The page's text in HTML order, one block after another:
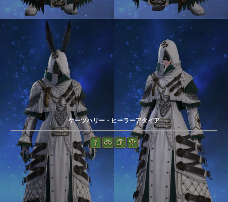
ケーツハリー・ヒーラーアタイア